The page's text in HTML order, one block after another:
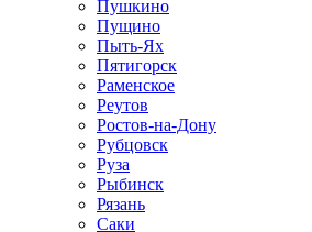
Пушкино
Пущино
Пыть-Ях
Пятигорск
Раменское
Реутов
Ростов-на-Дону
Рубцовск
Руза
Рыбинск
Рязань
Саки